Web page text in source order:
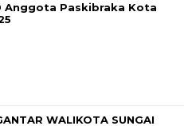
Anggota Paskibraka Kota
WALIKOTA SUNGAI